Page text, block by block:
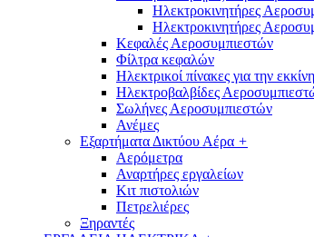
Ηλεκτροκινητήρες
Ηλεκτροκινητήρες
Κεφαλές Αεροσυμπιεστών
Φίλτρα κεφαλών
Ηλεκτρικοί πίνακες για την
Ηλεκτροβαλβίδες
Σωλήνες Αεροσυμπιεστών
Ανέμες
Εξαρτήματα Δικτύου Αέρα +
Αερόμετρα
Αναρτήρες εργαλείων
Κιτ πιστολιών
Πετρελιέρες
Ξηραντές